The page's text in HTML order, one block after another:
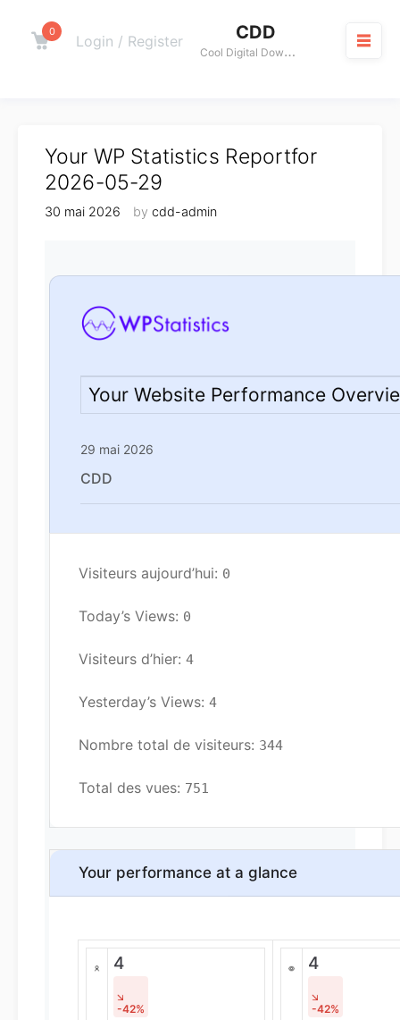
content
CDD
C
ool Digital Download
Cart
0
Login / Register
Your WP Statistics Reportfor
2026-05-29
30 mai 2026 by cdd-admin
Your Website Performance
29 mai 2026
CDD
Visiteurs aujourd’hui: 0
Today’s Views: 0
Visiteurs d’hier: 4
Yesterday’s Views: 4
Nombre total de visiteurs: 344
Total des vues: 751
Your performance at a glance
4
-42%
4
-42%